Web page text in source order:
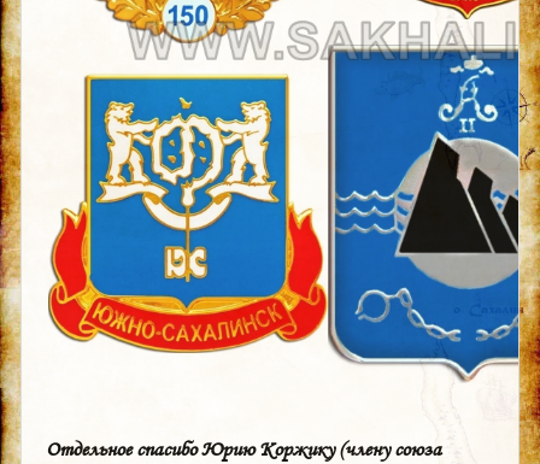
Отдельное спасибо Юрию Коржику (члену союза